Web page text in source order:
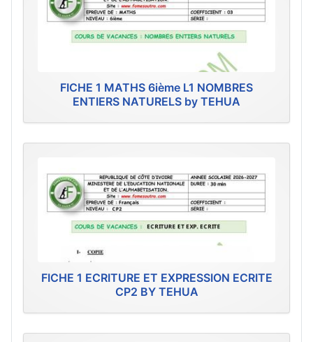
FICHE 1 MATHS 6ième L1 NOMBRES
ENTIERS NATURELS by TEHUA
FICHE 1 ECRITURE ET EXPRESSION ECRITE
CP2 BY TEHUA